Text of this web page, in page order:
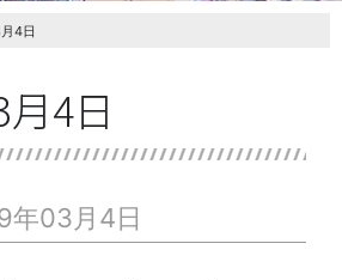
4日
4日
年03月4日